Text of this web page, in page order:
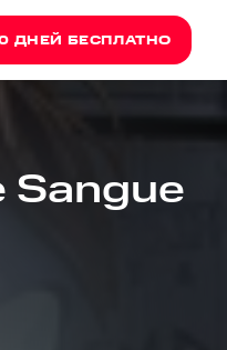
ДНЕЙ БЕСПЛАТНО
Sangue